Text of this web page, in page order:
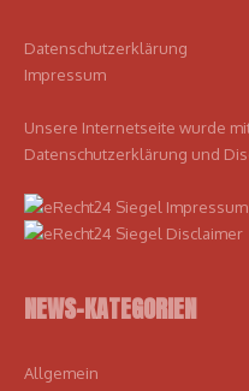
Datenschutzerklärung
Impressum
Unsere Internetseite wurde
Datenschutzerklärung und
NEWS-KATEGORIEN
Allgemein